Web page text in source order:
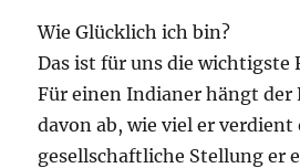
Wie Glücklich ich bin?
Das ist für uns die wichtigste
Für einen Indianer hängt der
davon ab, wie viel er verdient
gesellschaftliche Stellung er